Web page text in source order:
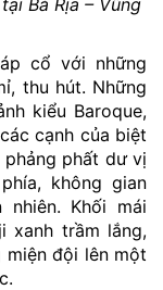
cổ với những
thu hút. Những
kiểu Baroque,
cạnh của biệt
phất dư vị
không gian
Khối mái
xanh trầm lắng,
đội lên một